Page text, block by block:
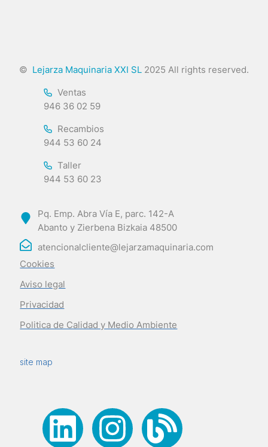
© Lejarza Maquinaria XXI SL 2025 All rights reserved.
Ventas
946 36 02 59
Recambios
944 53 60 24
Taller
944 53 60 23
Pq. Emp. Abra Vía E, parc. 142-A
Abanto y Zierbena Bizkaia 48500
atencionalcliente@lejarzamaquinaria.com
Cookies
Aviso legal
Privacidad
Politica de Calidad y Medio Ambiente
site map